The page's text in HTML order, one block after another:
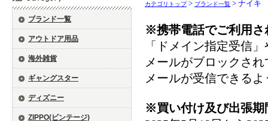
ブランド一覧
アウトドア用品
海外雑貨
ギャングスター
ディズニー
ZIPPO(ビンテージ)
カテゴリトップ> ブランド一覧 > ナイキ
※携帯電話でご利用
「ドメイン指定受信
メールがブロックさ
メールが受信できる
※買い付け及び出張